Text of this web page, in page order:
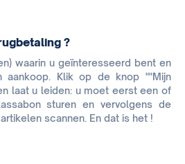
?
waarin u geïnteresseerd bent en
aankoop. Klik op de knop ""Mijn
laat u leiden: u moet eerst een of
sturen en vervolgens de
scannen. En dat is het !